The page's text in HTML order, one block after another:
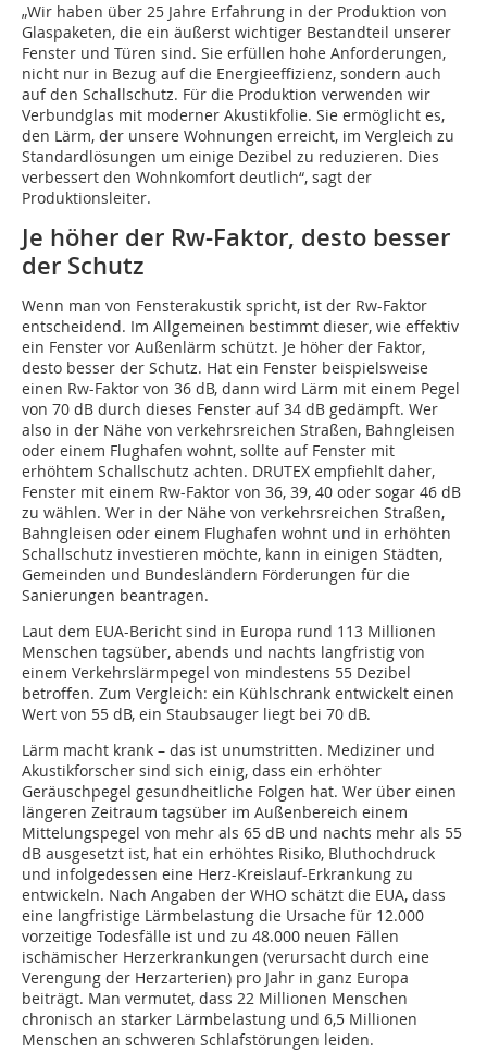
„Wir haben über 25 Jahre Erfahrung in der Produktion von
Glaspaketen, die ein äußerst wichtiger Bestandteil unserer
Fenster und Türen sind. Sie erfüllen hohe Anforderungen,
nicht nur in Bezug auf die Energieeffizienz, sondern auch
auf den Schallschutz. Für die Produktion verwenden wir
Verbundglas mit moderner Akustikfolie. Sie ermöglicht es,
den Lärm, der unsere Wohnungen erreicht, im Vergleich zu
Standardlösungen um einige Dezibel zu reduzieren. Dies
verbessert den Wohnkomfort deutlich“, sagt der
Produktionsleiter.
Je höher der Rw-Faktor, desto besser
der Schutz
Wenn man von Fensterakustik spricht, ist der Rw-Faktor
entscheidend. Im Allgemeinen bestimmt dieser, wie effektiv
ein Fenster vor Außenlärm schützt. Je höher der Faktor,
desto besser der Schutz. Hat ein Fenster beispielsweise
einen Rw-Faktor von 36 dB, dann wird Lärm mit einem Pegel
von 70 dB durch dieses Fenster auf 34 dB gedämpft. Wer
also in der Nähe von verkehrsreichen Straßen, Bahngleisen
oder einem Flughafen wohnt, sollte auf Fenster mit
erhöhtem Schallschutz achten. DRUTEX empfiehlt daher,
Fenster mit einem Rw-Faktor von 36, 39, 40 oder sogar 46 dB
zu wählen. Wer in der Nähe von verkehrsreichen Straßen,
Bahngleisen oder einem Flughafen wohnt und in erhöhten
Schallschutz investieren möchte, kann in einigen Städten,
Gemeinden und Bundesländern Förderungen für die
Sanierungen beantragen.
Laut dem EUA-Bericht sind in Europa rund 113 Millionen
Menschen tagsüber, abends und nachts langfristig von
einem Verkehrslärmpegel von mindestens 55 Dezibel
betroffen. Zum Vergleich: ein Kühlschrank entwickelt einen
Wert von 55 dB, ein Staubsauger liegt bei 70 dB.
Lärm macht krank – das ist unumstritten. Mediziner und
Akustikforscher sind sich einig, dass ein erhöhter
Geräuschpegel gesundheitliche Folgen hat. Wer über einen
längeren Zeitraum tagsüber im Außenbereich einem
Mittelungspegel von mehr als 65 dB und nachts mehr als 55
dB ausgesetzt ist, hat ein erhöhtes Risiko, Bluthochdruck
und infolgedessen eine Herz-Kreislauf-Erkrankung zu
entwickeln. Nach Angaben der WHO schätzt die EUA, dass
eine langfristige Lärmbelastung die Ursache für 12.000
vorzeitige Todesfälle ist und zu 48.000 neuen Fällen
ischämischer Herzerkrankungen (verursacht durch eine
Verengung der Herzarterien) pro Jahr in ganz Europa
beiträgt. Man vermutet, dass 22 Millionen Menschen
chronisch an starker Lärmbelastung und 6,5 Millionen
Menschen an schweren Schlafstörungen leiden.